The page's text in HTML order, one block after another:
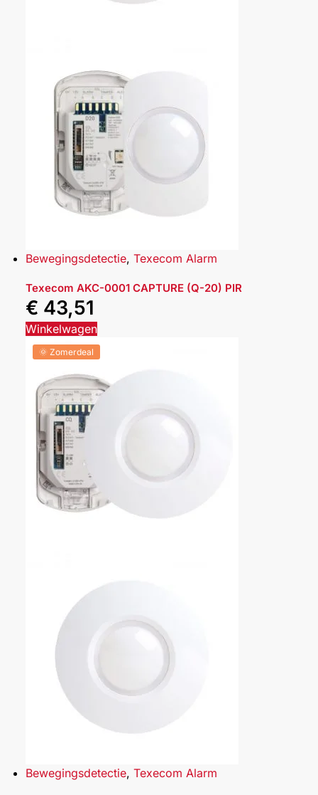
Bewegingsdetectie, Texecom Alarm
Texecom AKC-0001 CAPTURE (Q-20) PIR
€ 43,51
Winkelwagen
🌞 Zomerdeal
Bewegingsdetectie, Texecom Alarm